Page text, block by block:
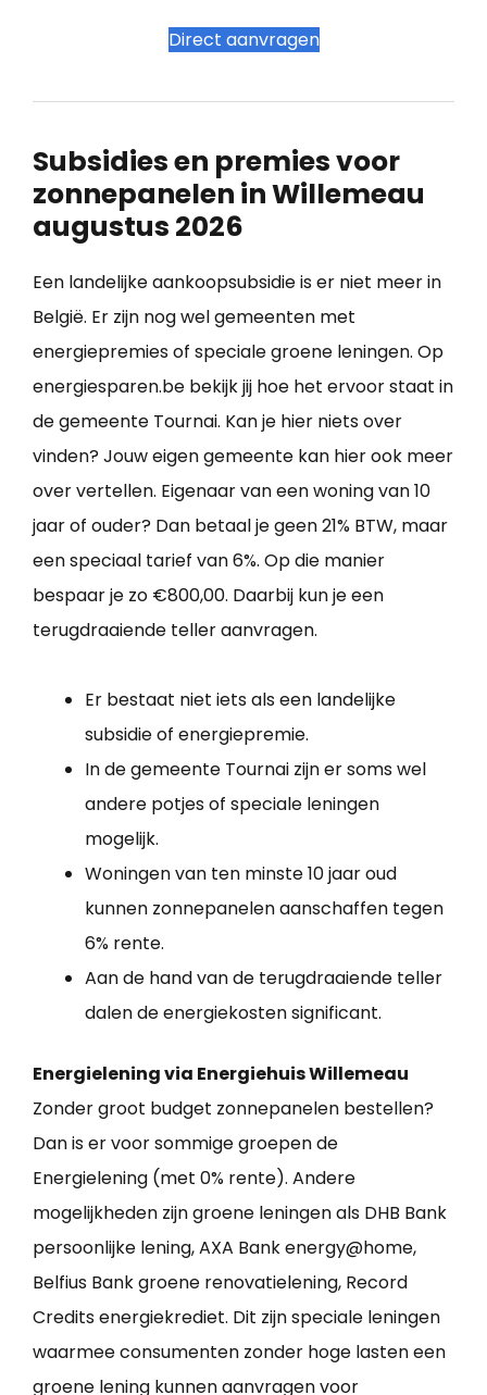
Direct aanvragen
Subsidies en premies voor
zonnepanelen in Willemeau
augustus 2026
Een landelijke aankoopsubsidie is er niet meer in
België. Er zijn nog wel gemeenten met
energiepremies of speciale groene leningen. Op
energiesparen.be bekijk jij hoe het ervoor staat in
de gemeente Tournai. Kan je hier niets over
vinden? Jouw eigen gemeente kan hier ook meer
over vertellen. Eigenaar van een woning van 10
jaar of ouder? Dan betaal je geen 21% BTW, maar
een speciaal tarief van 6%. Op die manier
bespaar je zo €800,00. Daarbij kun je een
terugdraaiende teller aanvragen.
Er bestaat niet iets als een landelijke
subsidie of energiepremie.
In de gemeente Tournai zijn er soms wel
andere potjes of speciale leningen
mogelijk.
Woningen van ten minste 10 jaar oud
kunnen zonnepanelen aanschaffen tegen
6% rente.
Aan de hand van de terugdraaiende teller
dalen de energiekosten significant.
Energielening via Energiehuis Willemeau
Zonder groot budget zonnepanelen bestellen?
Dan is er voor sommige groepen de
Energielening (met 0% rente). Andere
mogelijkheden zijn groene leningen als DHB Bank
persoonlijke lening, AXA Bank energy@home,
Belfius Bank groene renovatielening, Record
Credits energiekrediet. Dit zijn speciale leningen
waarmee consumenten zonder hoge lasten een
groene lening kunnen aanvragen voor